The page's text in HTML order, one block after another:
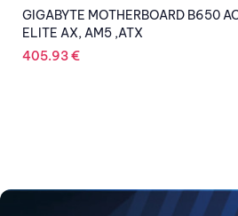
ASUS MOTHERBOARD PRIME
DDR4, MATX
149.25€